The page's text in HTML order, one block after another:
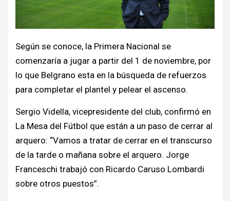
Según se conoce, la Primera Nacional se
comenzaría a jugar a partir del 1 de noviembre, por
lo que Belgrano esta en la búsqueda de refuerzos
para completar el plantel y pelear el ascenso.
Sergio Vidella, vicepresidente del club, confirmó en
La Mesa del Fútbol que están a un paso de cerrar al
arquero: “Vamos a tratar de cerrar en el transcurso
de la tarde o mañana sobre el arquero. Jorge
Franceschi trabajó con Ricardo Caruso Lombardi
sobre otros puestos”.